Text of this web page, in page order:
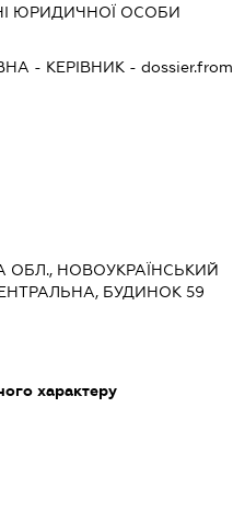
ЮРИДИЧНОЇ ОСОБИ
- КЕРІВНИК - dossier.from
ОБЛ., НОВОУКРАЇНСЬКИЙ
БУДИНОК 59
характеру